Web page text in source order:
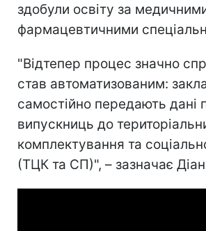
здобули освіту за
фармацевтичними
"Відтепер процес значно
став автоматизованим:
самостійно передають дані
випускниць до
комплектування та
(ТЦК та СП)", – зазначає